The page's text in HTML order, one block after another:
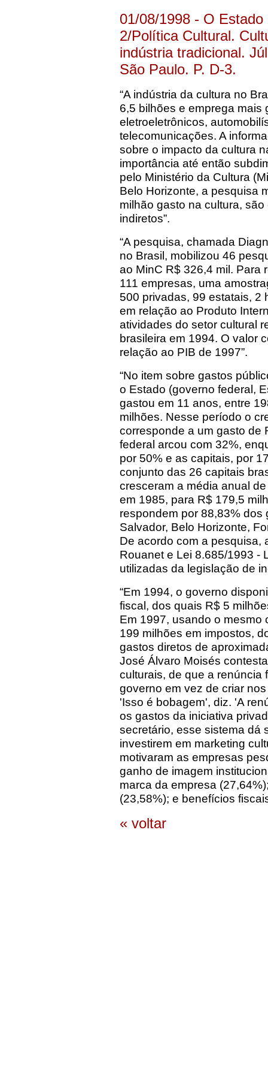
01/08/1998 - O
2/Política Cultural.
indústria tradicional.
São Paulo. P. D-3.
“A indústria da cultura no
6,5 bilhões e emprega
eletroeletrônicos,
telecomunicações. A
sobre o impacto da cultura
importância até então
pelo Ministério da Cultura
Belo Horizonte, a pesquisa
milhão gasto na cultura,
indiretos”.
“A pesquisa, chamada
no Brasil, mobilizou 46
ao MinC R$ 326,4 mil. Para
111 empresas, uma
500 privadas, 99 estatais, 2
em relação ao Produto
atividades do setor cultural
brasileira em 1994. O valor
relação ao PIB de 1997”.
“No item sobre gastos
o Estado (governo federal,
gastou em 11 anos, entre
milhões. Nesse período o
corresponde a um gasto de
federal arcou com 32%,
por 50% e as capitais, por
conjunto das 26 capitais
cresceram a média anual
em 1985, para R$ 179,5
respondem por 88,83% dos
Salvador, Belo Horizonte,
De acordo com a pesquisa,
Rouanet e Lei 8.685/1993 -
utilizadas da legislação de
“Em 1994, o governo
fiscal, dos quais R$ 5
Em 1997, usando o mesmo
199 milhões em impostos,
gastos diretos de
José Álvaro Moisés
culturais, de que a renúncia
governo em vez de criar
'Isso é bobagem', diz. 'A
os gastos da iniciativa
secretário, esse sistema dá
investirem em marketing
motivaram as empresas
ganho de imagem
marca da empresa
(23,58%); e benefícios
« voltar